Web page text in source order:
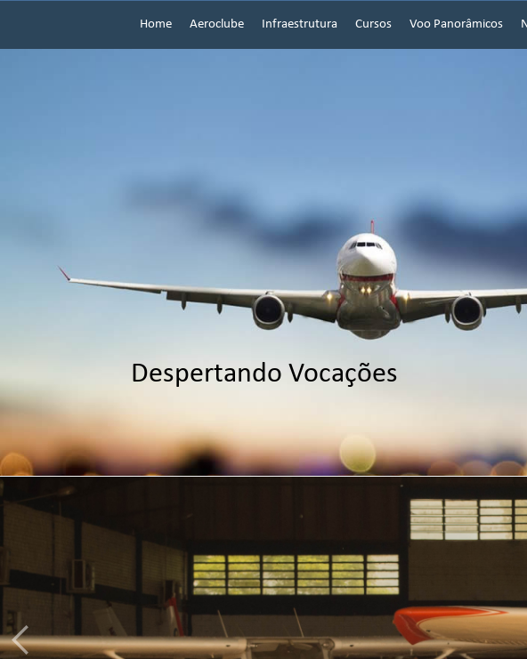
Home Aeroclube Infraestrutura Cursos Voo Panorâmicos
Despertando Vocações